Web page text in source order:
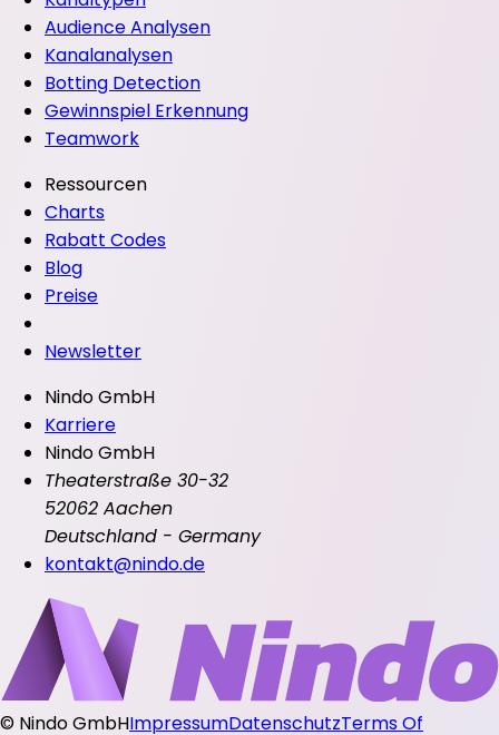
Audience Analysen
Kanalanalysen
Botting Detection
Gewinnspiel Erkennung
Teamwork
Ressourcen
Charts
Rabatt Codes
Blog
Preise
Newsletter
Nindo GmbH
Karriere
Nindo GmbH
Theaterstraße 30-32
52062 Aachen
Deutschland - Germany
kontakt@nindo.de
© Nindo GmbHImpressumDatenschutzTerms Of